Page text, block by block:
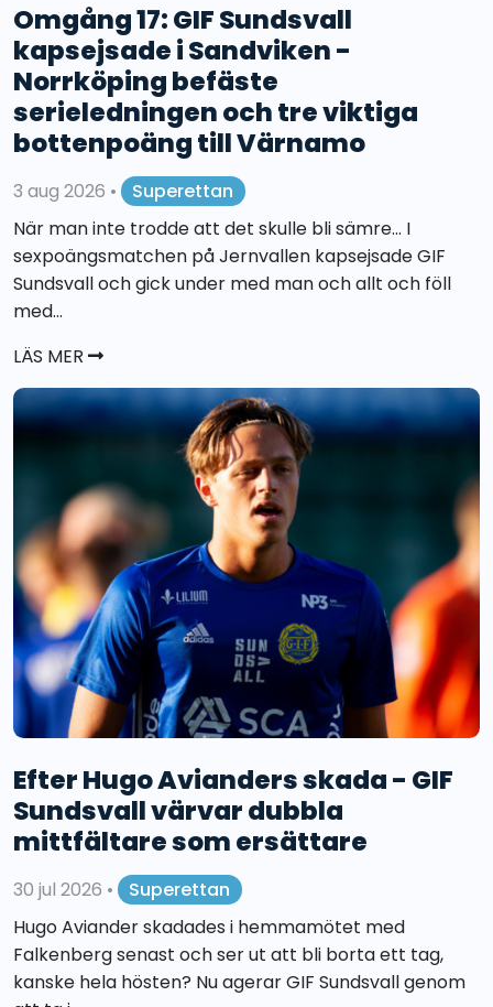
Omgång 17: GIF Sundsvall
kapsejsade i Sandviken -
Norrköping befäste
serieledningen och tre viktiga
bottenpoäng till Värnamo
3 aug 2026 •
Superettan
När man inte trodde att det skulle bli sämre... I
sexpoängsmatchen på Jernvallen kapsejsade GIF
Sundsvall och gick under med man och allt och föll
med...
LÄS MER
Efter Hugo Avianders skada - GIF
Sundsvall värvar dubbla
mittfältare som ersättare
30 jul 2026 •
Superettan
Hugo Aviander skadades i hemmamötet med
Falkenberg senast och ser ut att bli borta ett tag,
kanske hela hösten? Nu agerar GIF Sundsvall genom